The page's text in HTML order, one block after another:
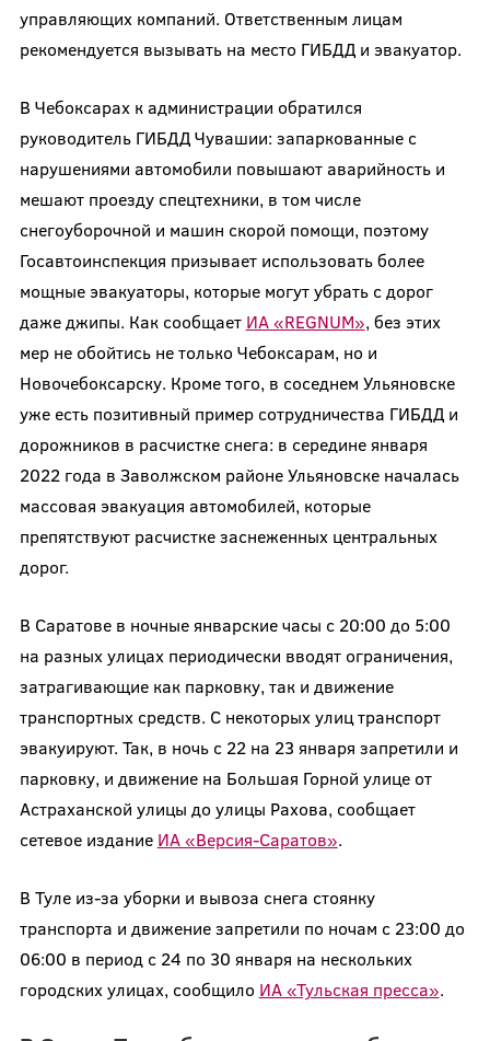
управляющих компаний. Ответственным лицам
рекомендуется вызывать на место ГИБДД и эвакуатор.
В Чебоксарах к администрации обратился
руководитель ГИБДД Чувашии: запаркованные с
нарушениями автомобили повышают аварийность и
мешают проезду спецтехники, в том числе
снегоуборочной и машин скорой помощи, поэтому
Госавтоинспекция призывает использовать более
мощные эвакуаторы, которые могут убрать с дорог
даже джипы. Как сообщает ИА «REGNUM», без этих
мер не обойтись не только Чебоксарам, но и
Новочебоксарску. Кроме того, в соседнем Ульяновске
уже есть позитивный пример сотрудничества ГИБДД и
дорожников в расчистке снега: в середине января
2022 года в Заволжском районе Ульяновске началась
массовая эвакуация автомобилей, которые
препятствуют расчистке заснеженных центральных
дорог.
В Саратове в ночные январские часы с 20:00 до 5:00
на разных улицах периодически вводят ограничения,
затрагивающие как парковку, так и движение
транспортных средств. С некоторых улиц транспорт
эвакуируют. Так, в ночь с 22 на 23 января запретили и
парковку, и движение на Большая Горной улице от
Астраханской улицы до улицы Рахова, сообщает
сетевое издание ИА «Версия-Саратов».
В Туле из-за уборки и вывоза снега стоянку
транспорта и движение запретили по ночам с 23:00 до
06:00 в период с 24 по 30 января на нескольких
городских улицах, сообщило ИА «Тульская пресса».